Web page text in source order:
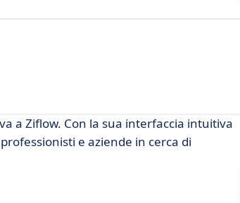
a Ziflow. Con la sua interfaccia intuitiva
e aziende in cerca di